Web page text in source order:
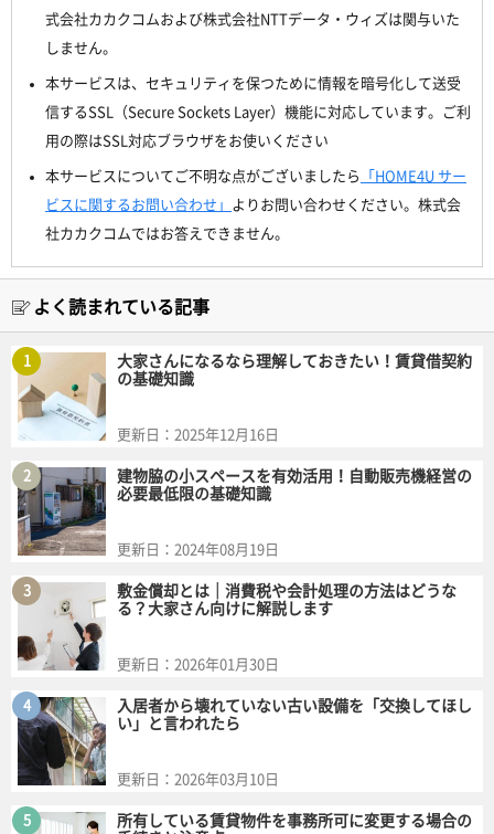
式会社カカクコムおよび株式会社NTTデータ・ウィズは関与いた
しません。
本サービスは、セキュリティを保つために情報を暗号化して送受
信するSSL（Secure Sockets Layer）機能に対応しています。ご利
用の際はSSL対応ブラウザをお使いください
本サービスについてご不明な点がございましたら
「HOME4U サー
ビスに関するお問い合わせ」 よりお問い合わせください。株式会
社カカクコムではお答えできません。
よく読まれている記事
1
大家さんになるなら理解しておきたい！賃貸借契約
の基礎知識
更新日： 2025年12月16日
2
建物脇の小スペースを有効活用！自動販売機経営の
必要最低限の基礎知識
更新日： 2024年08月19日
3
敷金償却とは｜消費税や会計処理の方法はどうな
る？大家さん向けに解説します
更新日： 2026年01月30日
4
入居者から壊れていない古い設備を「交換してほし
い」と言われたら
更新日： 2026年03月10日
5
所有している賃貸物件を事務所可に変更する場合の